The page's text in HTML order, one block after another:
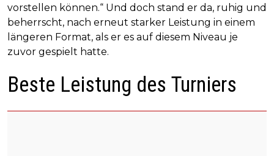
vorstellen können.“ Und doch stand er da, ruhig und
beherrscht, nach erneut starker Leistung in einem
längeren Format, als er es auf diesem Niveau je
zuvor gespielt hatte.
Beste Leistung des Turniers